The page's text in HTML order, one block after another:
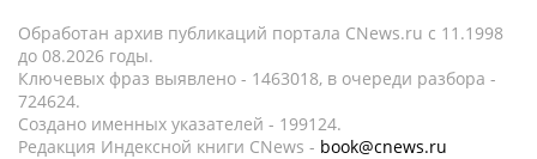
Обработан архив публикаций портала CNews.ru c 11.1998
до 08.2026 годы.
Ключевых фраз выявлено - 1463018, в очереди разбора -
724624.
Создано именных указателей - 199124.
Редакция Индексной книги CNews - book@cnews.ru